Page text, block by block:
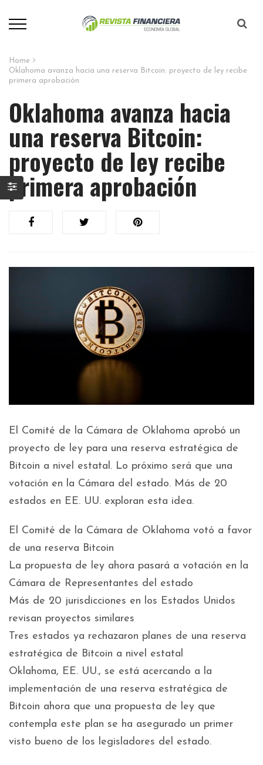
Home
Oklahoma avanza hacia una reserva Bitcoin: proyecto de ley recibe
primera aprobación
Oklahoma avanza hacia
una reserva Bitcoin:
proyecto de ley recibe
primera aprobación
El Comité de la Cámara de Oklahoma aprobó un
proyecto de ley para una reserva estratégica de
Bitcoin a nivel estatal. Lo próximo será que una
votación en la Cámara del estado. Más de 20
estados en EE. UU. exploran esta idea.
El Comité de la Cámara de Oklahoma votó a favor
de una reserva Bitcoin
La propuesta de ley ahora pasará a votación en la
Cámara de Representantes del estado
Más de 20 jurisdicciones en los Estados Unidos
revisan proyectos similares
Tres estados ya rechazaron planes de una reserva
estratégica de Bitcoin a nivel estatal
Oklahoma, EE. UU., se está acercando a la
implementación de una reserva estratégica de
Bitcoin ahora que una propuesta de ley que
contempla este plan se ha asegurado un primer
visto bueno de los legisladores del estado.